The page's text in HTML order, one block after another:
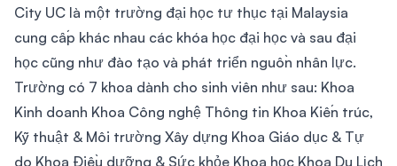
City UC là một trường đại học tư thục tại Malaysia
cung cấp khác nhau các khóa học đại học và sau đại
học cũng như đào tạo và phát triển nguồn nhân lực.
Trường có 7 khoa dành cho sinh viên như sau: Khoa
Kinh doanh Khoa Công nghệ Thông tin Khoa Kiến trúc,
Kỹ thuật & Môi trường Xây dựng Khoa Giáo dục & Tự
do Khoa Điều dưỡng & Sức khỏe Khoa học Khoa Du Lịch